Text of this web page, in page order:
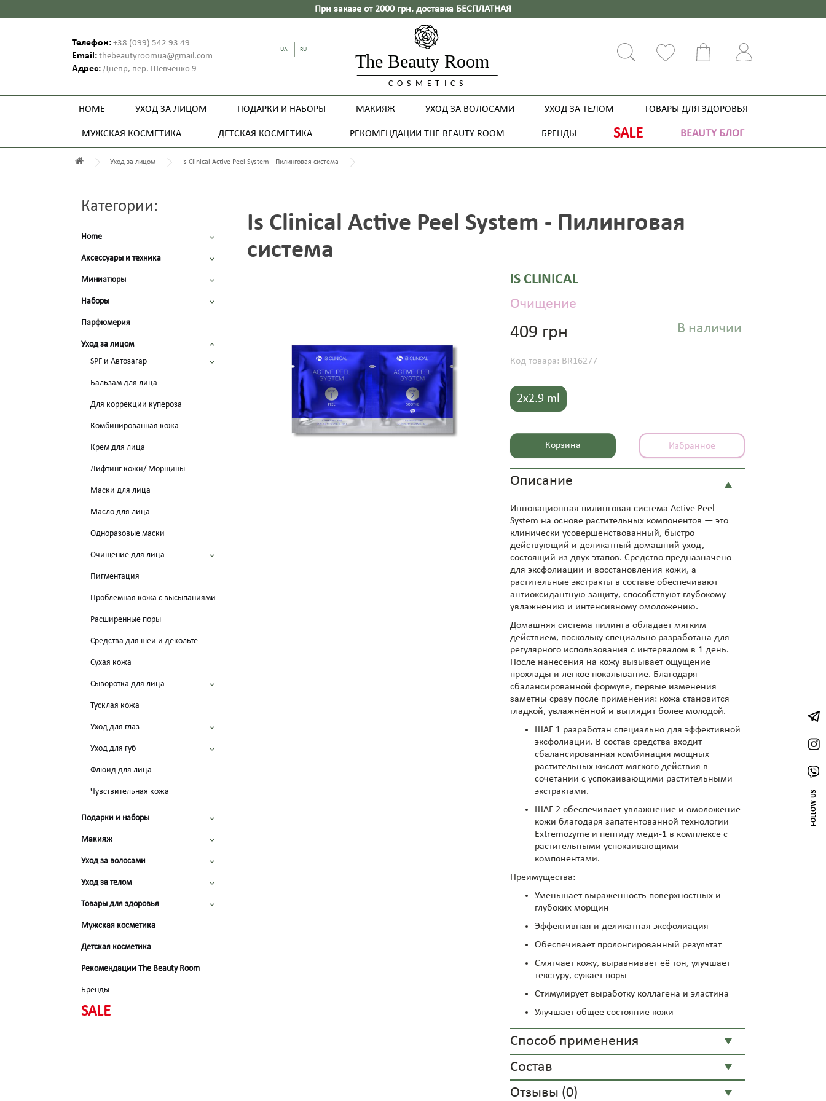
FOLLOW US
При заказе от 2000 грн. доставка БЕСПЛАТНАЯ
Телефон: +38 (099) 542 93 49
Email: thebeautyroomua@gmail.com
Адрес: Днепр, пер. Шевченко 9
UA RU
HOME УХОД ЗА ЛИЦОМ ПОДАРКИ И НАБОРЫ МАКИЯЖ УХОД ЗА ВОЛОСАМИ УХОД ЗА ТЕЛОМ ТОВАРЫ ДЛЯ ЗДОРОВЬЯ
МУЖСКАЯ КОСМЕТИКА ДЕТСКАЯ КОСМЕТИКА РЕКОМЕНДАЦИИ THE BEAUTY ROOM БРЕНДЫ SALE BEAUTY БЛОГ
Уход за лицом Is Clinical Active Peel System - Пилинговая система
Категории:
Home
Аксессуары и техника
Миниатюры
Наборы
Парфюмерия
Уход за лицом
SPF и Автозагар
Бальзам для лица
Для коррекции купероза
Комбинированная кожа
Крем для лица
Лифтинг кожи/ Морщины
Маски для лица
Масло для лица
Одноразовые маски
Очищение для лица
Пигментация
Проблемная кожа с высыпаниями
Расширенные поры
Средства для шеи и декольте
Сухая кожа
Сыворотка для лица
Тусклая кожа
Уход для глаз
Уход для губ
Флюид для лица
Чувствительная кожа
Подарки и наборы
Макияж
Уход за волосами
Уход за телом
Товары для здоровья
Мужская косметика
Детская косметика
Рекомендации The Beauty Room
Бренды
SALE
Is Clinical Active Peel System - Пилинговая
система
IS CLINICAL
Очищение
В наличии
409 грн
Код товара: BR16277
2x2.9 ml
Корзина Избранное
Описание
Инновационная пилинговая система Active Peel
System на основе растительных компонентов — это
клинически усовершенствованный, быстро
действующий и деликатный домашний уход,
состоящий из двух этапов. Средство предназначено
для эксфолиации и восстановления кожи, а
растительные экстракты в составе обеспечивают
антиоксидантную защиту, способствуют глубокому
увлажнению и интенсивному омоложению.
Домашняя система пилинга обладает мягким
действием, поскольку специально разработана для
регулярного использования с интервалом в 1 день.
После нанесения на кожу вызывает ощущение
прохлады и легкое покалывание. Благодаря
сбалансированной формуле, первые изменения
заметны сразу после применения: кожа становится
гладкой, увлажнённой и выглядит более молодой.
ШАГ 1 разработан специально для эффективной
эксфолиации. В состав средства входит
сбалансированная комбинация мощных
растительных кислот мягкого действия в
сочетании с успокаивающими растительными
экстрактами.
ШАГ 2 обеспечивает увлажнение и омоложение
кожи благодаря запатентованной технологии
Extremozyme и пептиду меди-1 в комплексе с
растительными успокаивающими
компонентами.
Преимущества:
Уменьшает выраженность поверхностных и
глубоких морщин
Эффективная и деликатная эксфолиация
Обеспечивает пролонгированный результат
Смягчает кожу, выравнивает её тон, улучшает
текстуру, сужает поры
Стимулирует выработку коллагена и эластина
Улучшает общее состояние кожи
Способ применения
Состав
Отзывы (0)